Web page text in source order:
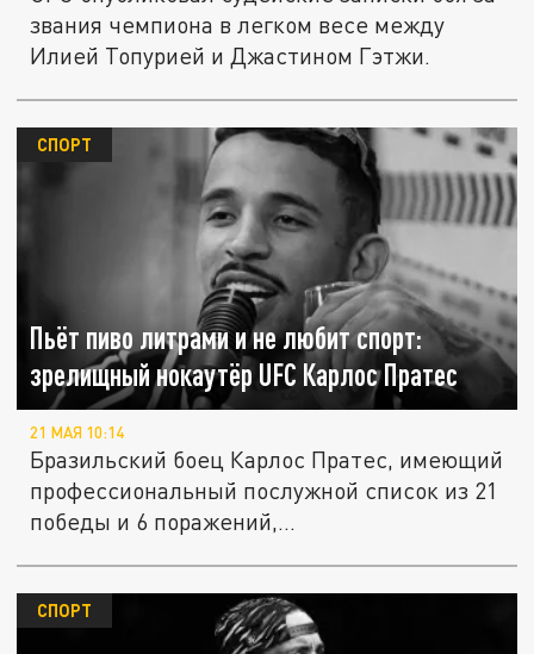
звания чемпиона в легком весе между
Илией Топурией и Джастином Гэтжи.
Пьёт пиво литрами и не любит спорт:
зрелищный нокаутёр UFC Карлос Пратес
СПОРТ
21 МАЯ 10:14
Бразильский боец Карлос Пратес, имеющий
профессиональный послужной список из 21
победы и 6 поражений,...
СПОРТ